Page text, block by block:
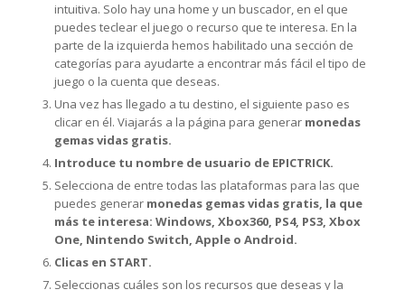
intuitiva. Solo hay una home y un buscador, en el que
puedes teclear el juego o recurso que te interesa. En la
parte de la izquierda hemos habilitado una sección de
categorías para ayudarte a encontrar más fácil el tipo de
juego o la cuenta que deseas.
Una vez has llegado a tu destino, el siguiente paso es
clicar en él. Viajarás a la página para generar monedas
gemas vidas gratis.
Introduce tu nombre de usuario de EPICTRICK.
Selecciona de entre todas las plataformas para las que
puedes generar monedas gemas vidas gratis, la que
más te interesa: Windows, Xbox360, PS4, PS3, Xbox
One, Nintendo Switch, Apple o Android.
Clicas en START.
Seleccionas cuáles son los recursos que deseas y la